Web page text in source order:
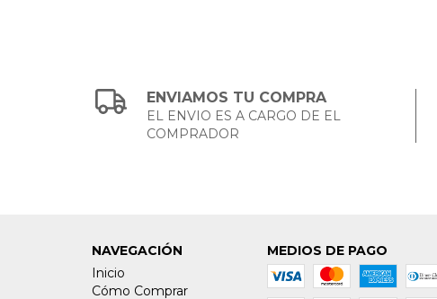
ENVIAMOS TU COMPRA
EL ENVIO ES A CARGO DE EL
COMPRADOR
NAVEGACIÓN
Inicio
Cómo Comprar
MEDIOS DE PAGO